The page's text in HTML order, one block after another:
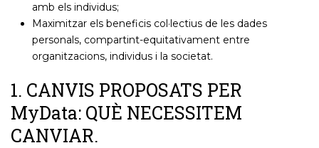
amb els individus;
Maximitzar els beneficis col·lectius de les dades
personals, compartint-equitativament entre
organitzacions, individus i la societat.
1. CANVIS PROPOSATS PER
MyData: QUÈ NECESSITEM
CANVIAR.